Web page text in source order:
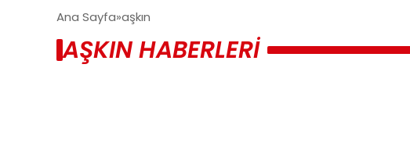
Ana Sayfa aşkın
AŞKIN HABERLERI